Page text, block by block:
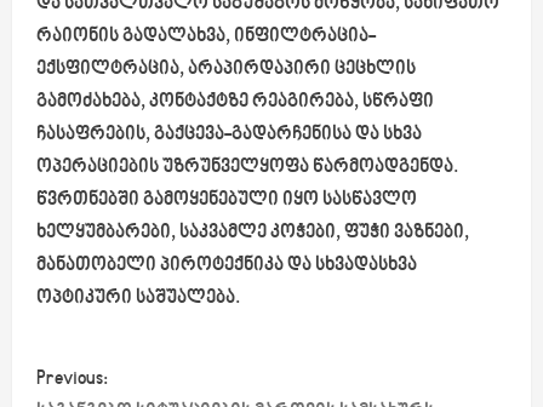
და სათვალთვალო საგუშაგოს მოწყობა, სახიფათო
რაიონის გადალახვა, ინფილტრაცია-
ექსფილტრაცია, არაპირდაპირი ცეცხლის
გამოძახება, კონტაქტზე რეაგირება, სწრაფი
ჩასაფრების,გაქცევა-გადარჩენისადა სხვა
ოპერაციების უზრუნველყოფა წარმოადგენდა.
წვრთნებში გამოყენებული იყო სასწავლო
ხელყუმბარები, საკვამლე კოჭები, ფუჭი ვაზნები,
მანათობელი პიროტექნიკა და სხვადასხვა
ოპტიკური საშუალება.
P
Previous: